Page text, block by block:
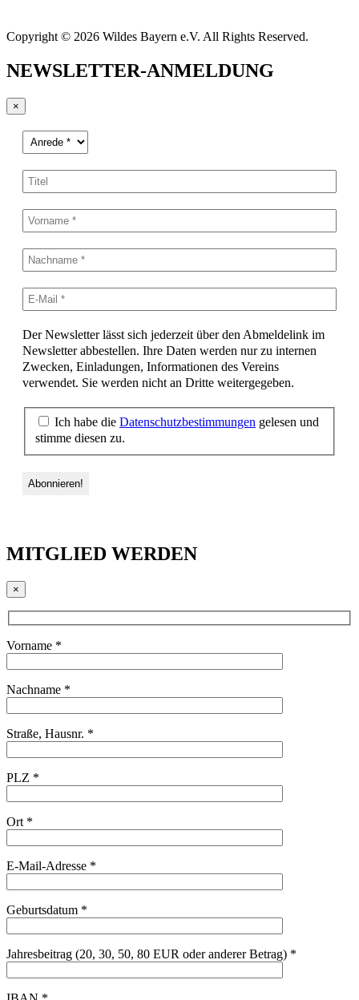
Copyright © 2026 Wildes Bayern e.V. All Rights Reserved.
NEWSLETTER-ANMELDUNG
×
Der Newsletter lässt sich jederzeit über den Abmeldelink im
Newsletter abbestellen. Ihre Daten werden nur zu internen
Zwecken, Einladungen, Informationen des Vereins
verwendet. Sie werden nicht an Dritte weitergegeben.
Ich habe die Datenschutzbestimmungen gelesen und
stimme diesen zu.
MITGLIED WERDEN
×
Vorname *
Nachname *
Straße, Hausnr. *
PLZ *
Ort *
E-Mail-Adresse *
Geburtsdatum *
Jahresbeitrag (20, 30, 50, 80 EUR oder anderer Betrag) *